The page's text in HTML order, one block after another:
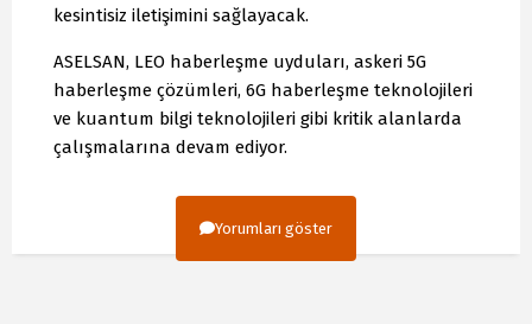
kesintisiz iletişimini sağlayacak.
ASELSAN, LEO haberleşme uyduları, askeri 5G
haberleşme çözümleri, 6G haberleşme teknolojileri
ve kuantum bilgi teknolojileri gibi kritik alanlarda
çalışmalarına devam ediyor.
Yorumları göster